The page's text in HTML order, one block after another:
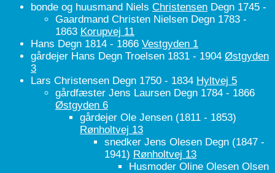
bonde og huusmand Niels Christensen Degn 1745 -
Gaardmand Christen Nielsen Degn 1783 -
1863 Korupvej 11
Hans Degn 1814 - 1866 Vestgyden 1
gårdejer Hans Degn Troelsen 1831 - 1904 Østgyden
3
Lars Christensen Degn 1750 - 1834 Hyltvej 5
gårdfæster Jens Laursen Degn 1784 - 1866
Østgyden 6
gårdejer Ole Jensen (1811 - 1853)
Rønholtvej 13
snedker Jens Olesen Degn (1847 -
1941) Rønholtvej 13
Husmoder Oline Olesen Olsen